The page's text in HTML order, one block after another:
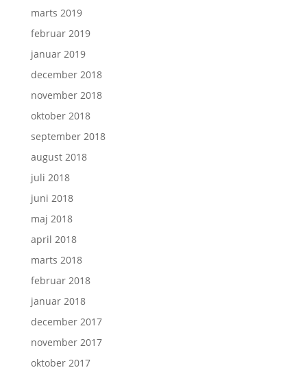
marts 2019
februar 2019
januar 2019
december 2018
november 2018
oktober 2018
september 2018
august 2018
juli 2018
juni 2018
maj 2018
april 2018
marts 2018
februar 2018
januar 2018
december 2017
november 2017
oktober 2017